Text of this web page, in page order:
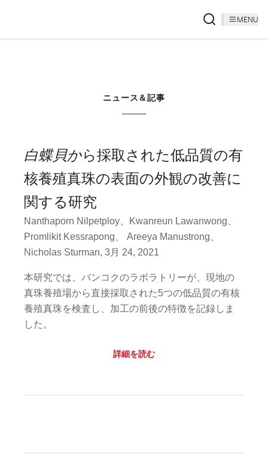
MENU
ニュース＆記事
白蝶貝から採取された低品質の有
核養殖真珠の表面の外観の改善に
関する研究
Nanthaporn Nilpetploy、Kwanreun Lawanwong、
Promlikit Kessrapong、 Areeya Manustrong、
Nicholas Sturman, 3月 24, 2021
本研究では、バンコクのラボラトリーが、現地の
真珠養殖場から直接採取された5つの低品質の有核
養殖真珠を検査し、加工の前後の特徴を記録しま
した。
詳細を読む